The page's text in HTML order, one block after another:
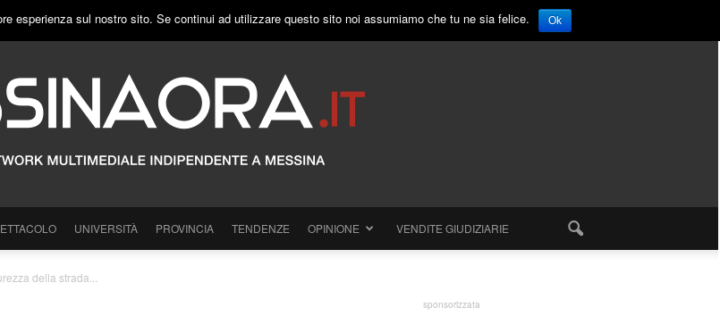
UNIVERSITÀ PROVINCIA TENDENZE OPINIONE VENDITE GIUDIZIARIE
della strada...
sponsorizzata
esperienza sul nostro sito. Se continui ad utilizzare questo sito noi assumiamo che tu ne sia felice. Ok